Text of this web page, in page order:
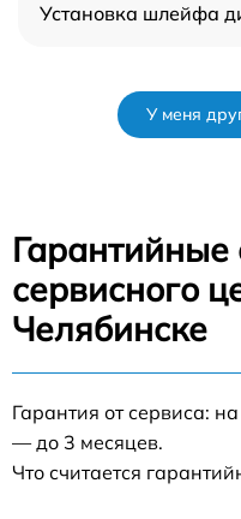
Установка шлейфа
У меня
Гарантийные
сервисного
Челябинске
Гарантия от сервиса:
— до 3 месяцев.
Что считается